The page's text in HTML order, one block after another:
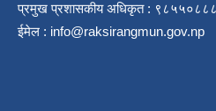
प्रमुख प्रशासकीय अधिकृत :
ईमेल : info@raksirangmun.gov.np